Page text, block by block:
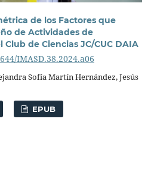
de los Factores que
de Actividades de
Club de Ciencias JC/CUC DAIA
IMASD.38.2024.a06
Sofía Martín Hernández, Jesús
EPUB